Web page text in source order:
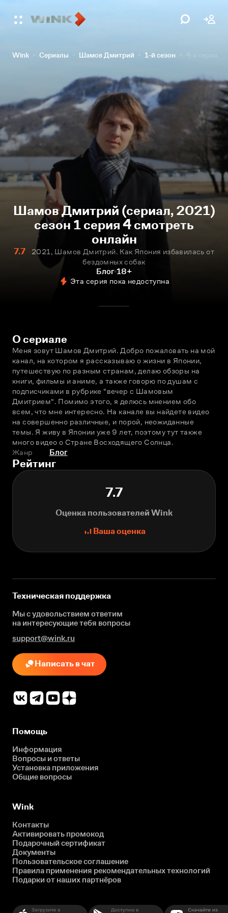
Wink Сериалы Шамов Дмитрий 1-й сезон
Шамов Дмитрий (сериал, 2021)
сезон 1 серия 4 смотреть
онлайн
7.7
2021, Шамов Дмитрий. Как Япония избавилась от
бездомных собак
Блог 18+
Эта серия пока недоступна
О сериале
Меня зовут Шамов Дмитрий. Добро пожаловать на мой
канал, на котором я рассказываю о жизни в Японии,
путешествую по разным странам, делаю обзоры на
книги, фильмы и аниме, а также говорю по душам с
подписчиками в рубрике "вечер с Шамовым
Дмитрием". Помимо этого, я делюсь мнением обо
всем, что мне интересно. На канале вы найдете видео
на совершенно различные, и порой, неожиданные
темы. Я живу в Японии уже 9 лет, поэтому тут также
много видео о Стране Восходящего Солнца.
Жанр
Блог
Рейтинг
7.7
Оценка пользователей Wink
Ваша оценка
Техническая поддержка
Мы с удовольствием ответим
на интересующиетебя вопросы
support@wink.ru
Написать в чат
Помощь
Информация
Вопросы и ответы
Установка приложения
Общие вопросы
Wink
Контакты
Активировать промокод
Подарочный сертификат
Документы
Пользовательское соглашение
Правила применения рекомендательных технологий
Подарки от наших партнёров